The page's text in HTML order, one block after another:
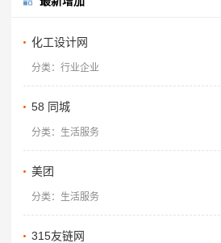
化工设计网
分类：行业企业
58 同城
分类：生活服务
美团
分类：生活服务
315友链网